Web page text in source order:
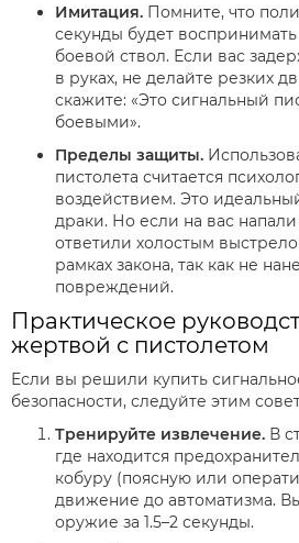
Имитация. Помните, что
секунды будет
боевой ствол. Если вас
в руках, не делайте резких
скажите: «Это сигнальный
боевыми».
Пределы защиты.
пистолета считается
воздействием. Это
драки. Но если на вас
ответили холостым
рамках закона, так как не
повреждений.
Практическое
жертвой с пистолетом
Если вы решили купить
безопасности, следуйте этим
Тренируйте извлечение. В
где находится
кобуру (поясную или
движение до автоматизма.
оружие за 1.5–2 секунды.